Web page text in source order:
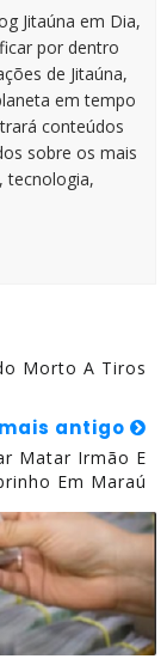
Jitaúna em Dia,
por dentro
de Jitaúna,
em tempo
conteúdos
sobre os mais
tecnologia,
Morto A Tiros
antigo
Matar Irmão E
Em Maraú